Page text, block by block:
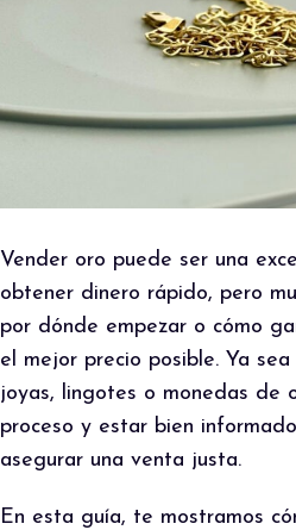
Vender oro puede ser una
obtener dinero rápido, pero
por dónde empezar o cómo
el mejor precio posible. Ya
joyas, lingotes o monedas de
proceso y estar bien
asegurar una venta justa.
En esta guía, te mostramos